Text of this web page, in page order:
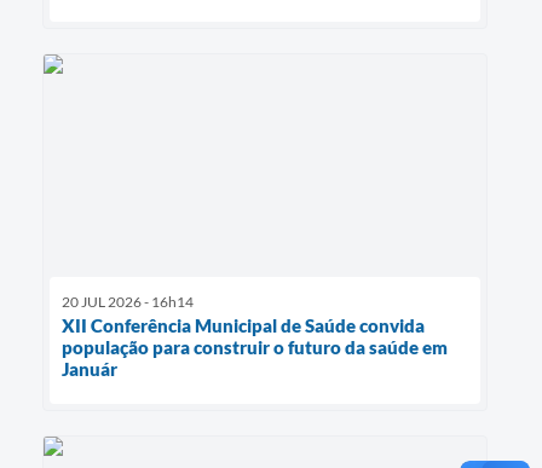
20 JUL 2026 - 16h14
XII Conferência Municipal de Saúde convida
população para construir o futuro da saúde em
Január